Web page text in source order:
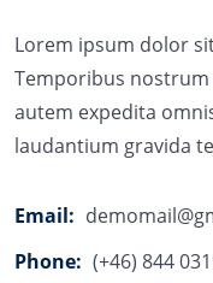
Lorem ipsum dolor
Temporibus
autem expedita
laudantium gravida
Email:
Phone: (+46) 844